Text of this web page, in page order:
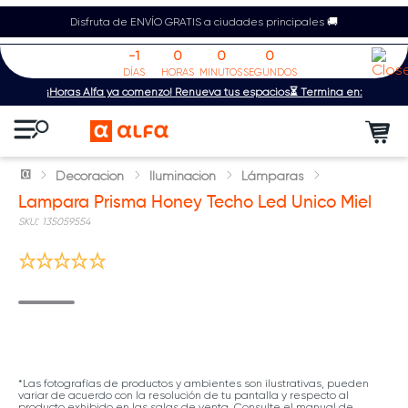
Disfruta de ENVÍO GRATIS a ciudades principales 🚚
¡Horas Alfa ya comenzó! Renueva tus espacios⏳ Termina en:
-1
DÍAS
0
HORAS
0
MINUTOS
0
SEGUNDOS
Decoración Iluminación Lámparas
Lampara Prisma Honey Techo Led Unico Miel
: 135059554
*Las fotografías de productos y ambientes son ilustrativas, pueden
variar de acuerdo con la resolución de tu pantalla y respecto al